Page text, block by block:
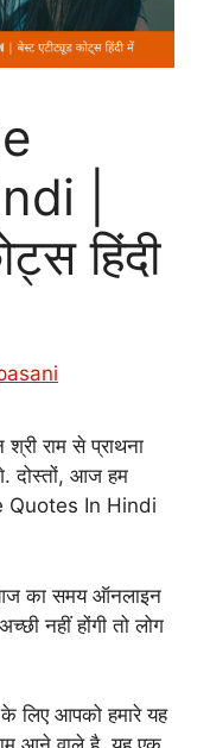
|
हिंदी
राम से प्राथना
दोस्तों, आज हम
Quotes In Hindi
का समय ऑनलाइन
नहीं होंगी तो लोग
लिए आपको हमारे यह